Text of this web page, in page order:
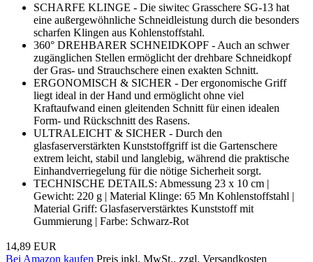
SCHARFE KLINGE - Die siwitec Grasschere SG-13 hat
eine außergewöhnliche Schneidleistung durch die besonders
scharfen Klingen aus Kohlenstoffstahl.
360° DREHBARER SCHNEIDKOPF - Auch an schwer
zugänglichen Stellen ermöglicht der drehbare Schneidkopf
der Gras- und Strauchschere einen exakten Schnitt.
ERGONOMISCH & SICHER - Der ergonomische Griff
liegt ideal in der Hand und ermöglicht ohne viel
Kraftaufwand einen gleitenden Schnitt für einen idealen
Form- und Rückschnitt des Rasens.
ULTRALEICHT & SICHER - Durch den
glasfaserverstärkten Kunststoffgriff ist die Gartenschere
extrem leicht, stabil und langlebig, während die praktische
Einhandverriegelung für die nötige Sicherheit sorgt.
TECHNISCHE DETAILS: Abmessung 23 x 10 cm |
Gewicht: 220 g | Material Klinge: 65 Mn Kohlenstoffstahl |
Material Griff: Glasfaserverstärktes Kunststoff mit
Gummierung | Farbe: Schwarz-Rot
14,89 EUR
Bei Amazon kaufen Preis inkl. MwSt., zzgl. Versandkosten